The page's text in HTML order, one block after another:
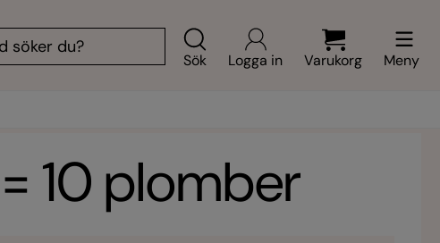
Logga in Varukorg Meny
Sök
10 plomber